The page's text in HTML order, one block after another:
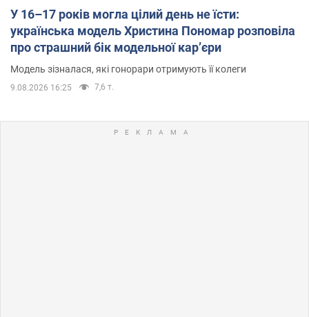
У 16–17 років могла цілий день не їсти:
українська модель Христина Пономар розповіла
про страшний бік модельної кар’єри
Модель зізналася, які гонорари отримують її колеги
9.08.2026 16:25 7,6 т.